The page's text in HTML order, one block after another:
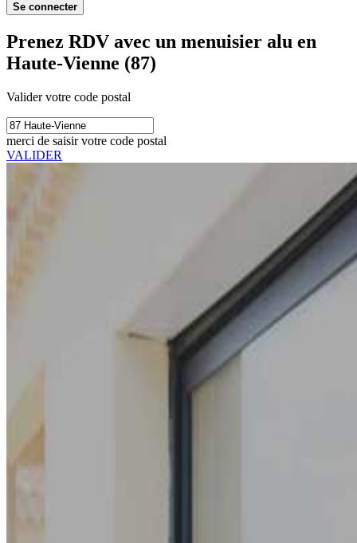
Se connecter
Prenez RDV avec un menuisier alu en
Haute-Vienne (87)
Valider votre code postal
merci de saisir votre code postal
VALIDER